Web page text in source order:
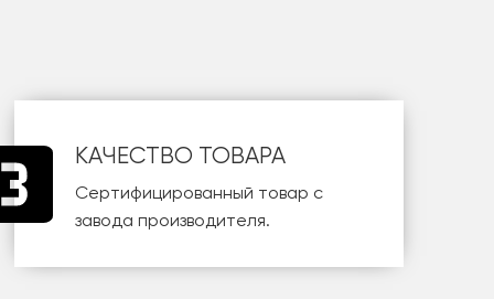
КАЧЕСТВО ТОВАРА
Сертифицированный товар с
завода производителя.